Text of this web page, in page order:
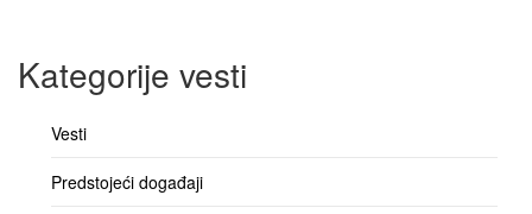
Kategorije vesti
Vesti
Predstojeći događaji